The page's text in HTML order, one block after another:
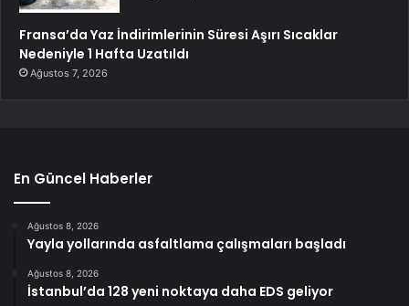
Fransa’da Yaz İndirimlerinin Süresi Aşırı Sıcaklar
Nedeniyle 1 Hafta Uzatıldı
Ağustos 7, 2026
En Güncel Haberler
Ağustos 8, 2026
Yayla yollarında asfaltlama çalışmaları başladı
Ağustos 8, 2026
İstanbul’da 128 yeni noktaya daha EDS geliyor